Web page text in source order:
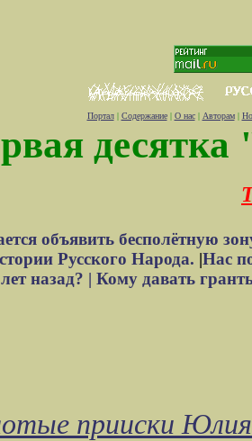
Портал| Содержание| О нас| Авторам|
десятка
объявить бесполётную
Русского Народа. |Нас
лет назад? | Кому давать
прииски